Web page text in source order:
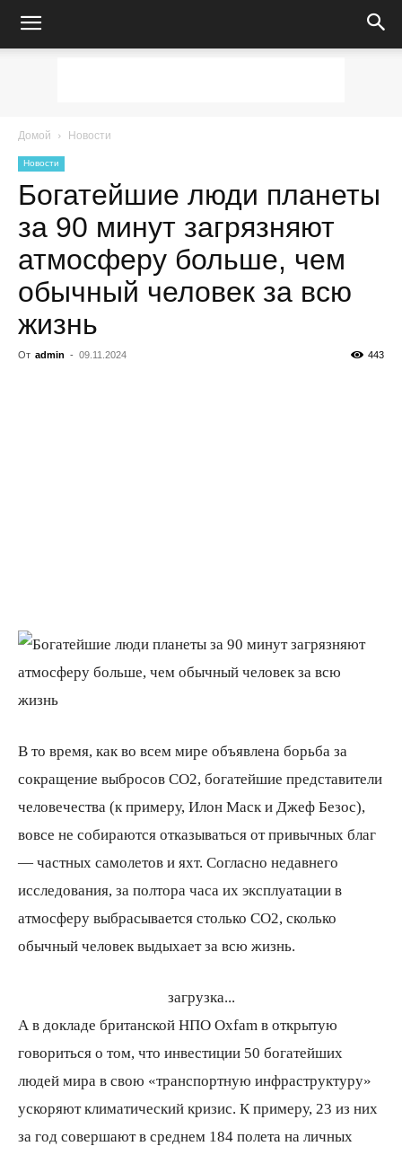
Домой Новости
Новости
Богатейшие люди планеты
за 90 минут загрязняют
атмосферу больше, чем
обычный человек за всю
жизнь
От admin - 09.11.2024 443
В то время, как во всем мире объявлена борьба за
сокращение выбросов СО2, богатейшие представители
человечества (к примеру, Илон Маск и Джеф Безос),
вовсе не собираются отказываться от привычных благ
— частных самолетов и яхт. Согласно недавнего
исследования, за полтора часа их эксплуатации в
атмосферу выбрасывается столько СО2, сколько
обычный человек выдыхает за всю жизнь.
загрузка...
А в докладе британской НПО Oxfam в открытую
говориться о том, что инвестиции 50 богатейших
людей мира в свою «транспортную инфраструктуру»
ускоряют климатический кризис. К примеру, 23 из них
за год совершают в среднем 184 полета на личных